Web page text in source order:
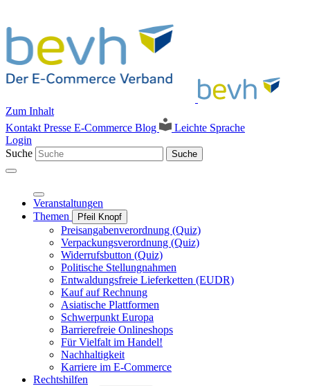
Zum Inhalt
Kontakt Presse E-Commerce Blog
Leichte Sprache
Login
Suche
Suche
Veranstaltungen
Themen
Pfeil Knopf
Preisangabenverordnung (Quiz)
Verpackungsverordnung (Quiz)
Widerrufsbutton (Quiz)
Politische Stellungnahmen
Entwaldungsfreie Lieferketten (EUDR)
Kauf auf Rechnung
Asiatische Plattformen
Schwerpunkt Europa
Barrierefreie Onlineshops
Für Vielfalt im Handel!
Nachhaltigkeit
Karriere im E-Commerce
Rechtshilfen